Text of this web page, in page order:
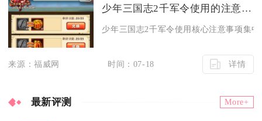
少年三国志2千军令使用的注意事项是什么
少年三国志2千军令使用核心注意事项集
来源：福威网 时间：07-18 详情
最新评测 More+